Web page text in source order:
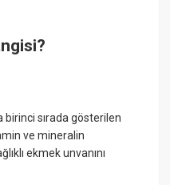
birinci sırada gösterilen
ve mineralin
ekmek unvanını